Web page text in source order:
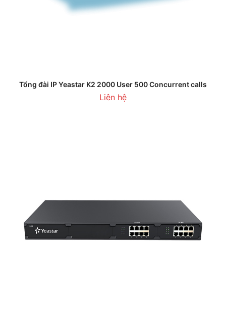
Tổng đài IP Yeastar K2 2000 User 500 Concurrent calls
Liên hệ